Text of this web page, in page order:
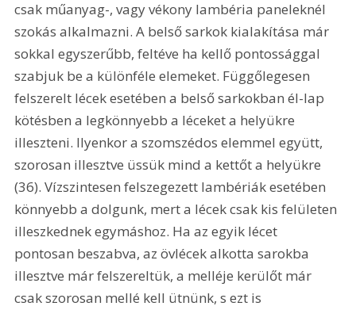
csak műanyag-, vagy vékony lambéria paneleknél
szokás alkalmazni. A belső sarkok kialakítása már
sokkal egyszerűbb, feltéve ha kellő pontossággal
szabjuk be a különféle elemeket. Függőlegesen
felszerelt lécek esetében a belső sarkokban él-lap
kötésben a legkönnyebb a léceket a helyükre
illeszteni. Ilyenkor a szomszédos elemmel együtt,
szorosan illesztve üssük mind a kettőt a helyükre
(36). Vízszintesen felszegezett lambériák esetében
könnyebb a dolgunk, mert a lécek csak kis felületen
illeszkednek egymáshoz. Ha az egyik lécet
pontosan beszabva, az övlécek alkotta sarokba
illesztve már felszereltük, a melléje kerülőt már
csak szorosan mellé kell ütnünk, s ezt is